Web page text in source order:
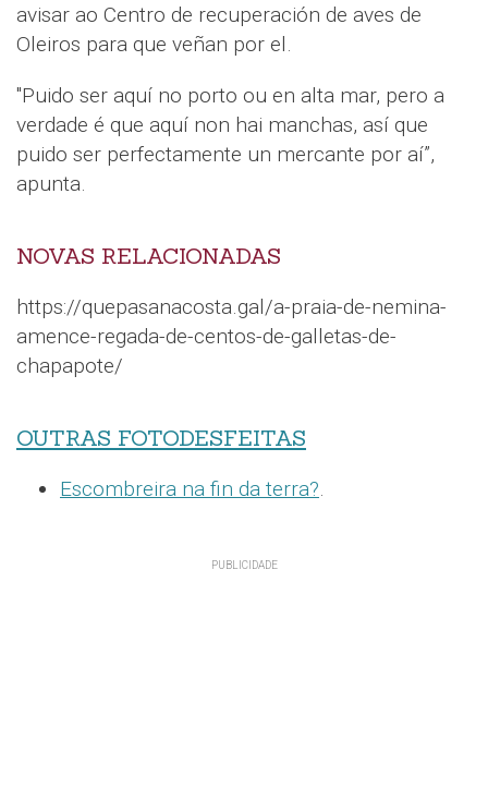
avisar ao Centro de recuperación de aves de
Oleiros para que veñan por el.
"Puido ser aquí no porto ou en alta mar, pero a
verdade é que aquí non hai manchas, así que
puido ser perfectamente un mercante por aí”,
apunta.
NOVAS RELACIONADAS
https://quepasanacosta.gal/a-praia-de-nemina-
amence-regada-de-centos-de-galletas-de-
chapapote/
OUTRAS FOTODESFEITAS
Escombreira na fin da terra?.